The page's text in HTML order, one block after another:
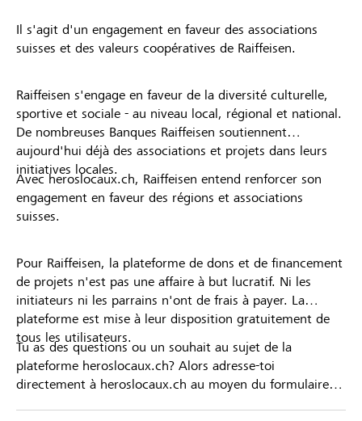
Il s'agit d'un engagement en faveur des associations
suisses et des valeurs coopératives de Raiffeisen.
Raiffeisen s'engage en faveur de la diversité culturelle,
sportive et sociale - au niveau local, régional et national.
De nombreuses Banques Raiffeisen soutiennent
aujourd'hui déjà des associations et projets dans leurs
initiatives locales.
Avec heroslocaux.ch, Raiffeisen entend renforcer son
engagement en faveur des régions et associations
suisses.
Pour Raiffeisen, la plateforme de dons et de financement
de projets n'est pas une affaire à but lucratif. Ni les
initiateurs ni les parrains n'ont de frais à payer. La
plateforme est mise à leur disposition gratuitement de
tous les utilisateurs.
Tu as des questions ou un souhait au sujet de la
plateforme heroslocaux.ch? Alors adresse-toi
directement à heroslocaux.ch au moyen du formulaire